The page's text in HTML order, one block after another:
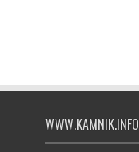
WWW.KAMNIK.INFO